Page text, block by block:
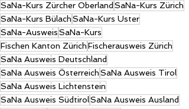
SaNa-Kurs Zürcher Oberland SaNa-Kurs Zürich
SaNa-Kurs BülachSaNa-Kurs Uster
SaNa-AusweisSaNa-Kurs
Fischen Kanton ZürichFischerausweis Zürich
SaNa Ausweis Deutschland
SaNa Ausweis ÖsterreichSaNa Ausweis Tirol
SaNa Ausweis Lichtenstein
SaNa Ausweis SüdtirolSaNa Ausweis Ausland